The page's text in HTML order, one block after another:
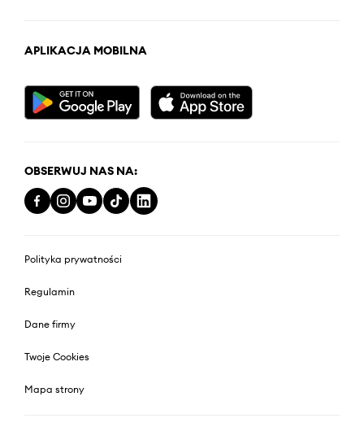
APLIKACJA MOBILNA
OBSERWUJ NAS NA:
Polityka prywatności
Regulamin
Dane firmy
Twoje Cookies
Mapa strony